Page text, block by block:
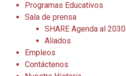
Programas Educativos
Sala de prensa
SHARE Agenda al 2030
Aliados
Empleos
Contáctenos